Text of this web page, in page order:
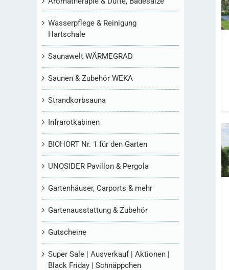
Wasserpflege & Reinigung
Hartschale
Saunawelt WÄRMEGRAD
Saunen & Zubehör WEKA
Strandkorbsauna
Infrarotkabinen
BIOHORT Nr. 1 für den Garten
UNOSIDER Pavillon & Pergola
Gartenhäuser, Carports & mehr
Gartenausstattung & Zubehör
Gutscheine
Super Sale | Ausverkauf | Aktionen |
Black Friday | Schnäppchen